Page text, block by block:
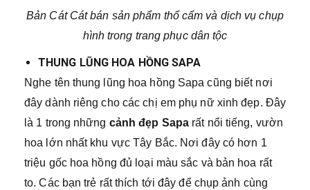
Bản Cát Cát bán sản phẩm thổ cẩm và dịch vụ chụp
hình trong trang phục dân tộc
THUNG LŨNG HOA HỒNG SAPA
Nghe tên thung lũng hoa hồng Sapa cũng biết nơi
đây dành riêng cho các chị em phụ nữ xinh đẹp. Đây
là 1 trong những cảnh đẹp Sapa rất nổi tiếng, vườn
hoa lớn nhất khu vực Tây Bắc. Nơi đây có hơn 1
triệu gốc hoa hồng đủ loại màu sắc và bản hoa rất
to. Các bạn trẻ rất thích tới đây để chụp ảnh cùng